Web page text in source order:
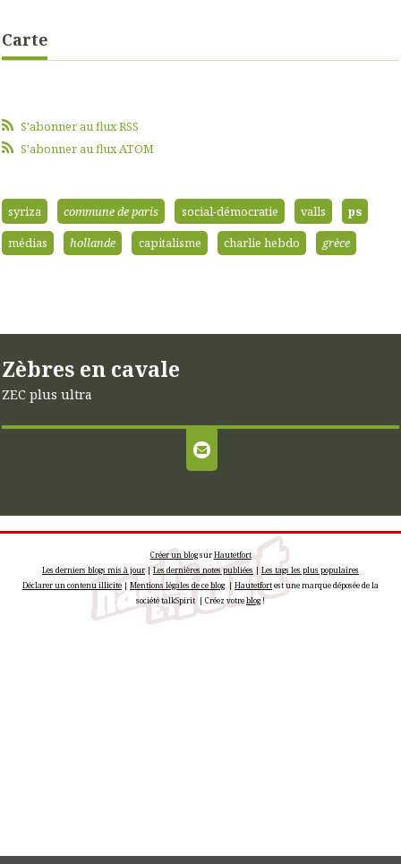
Carte
S'abonner au flux RSS
S'abonner au flux ATOM
syriza commune de paris social-démocratie valls
ps
médias
hollande capitalisme charlie hebdo grèce
Zèbres en cavale
ZEC plus ultra
Créer un blogsurHautetfort
Les derniers blogs mis à jour|Les dernières notes publiées |Les tags les plus populaires
Déclarer un contenu illicite| Mentions légales de ce blog| Hautetfortest une marque déposée de la
société talkSpirit | Créez votreblog!